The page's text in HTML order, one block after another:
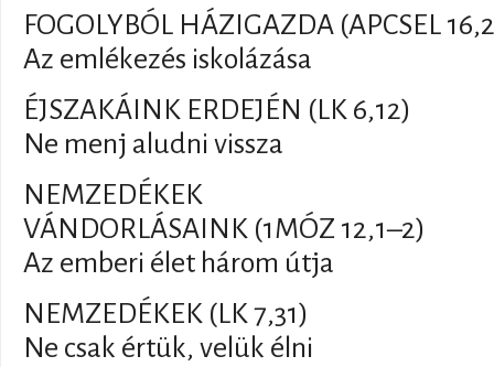
FOGOLYBÓL HÁZIGAZDA (APCSEL
Az emlékezés iskolázása
ÉJSZAKÁINK ERDEJÉN (LK 6,12)
Ne menj aludni vissza
NEMZEDÉKEK
VÁNDORLÁSAINK (1MÓZ 12,1–2)
Az emberi élet három útja
NEMZEDÉKEK (LK 7,31)
Ne csak értük, velük élni